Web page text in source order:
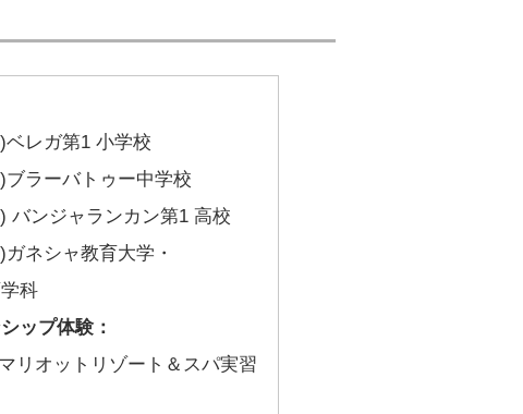
ベレガ第1 小学校
ブラーバトゥー中学校
バンジャランカン第1 高校
ガネシャ教育大学・
科
ップ体験：
リオットリゾート＆スパ実習